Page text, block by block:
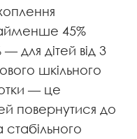
45%
— для дітей від 3
шкільного
— це
повернутися до
стабільного